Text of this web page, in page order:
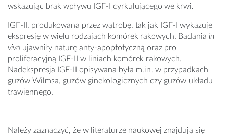
wskazując brak wpływu IGF-I cyrkulującego we krwi.
IGF-II, produkowana przez wątrobę, tak jak IGF-I wykazuje
ekspresję w wielu rodzajach komórek rakowych. Badania in
vivo ujawniły naturę anty-apoptotyczną oraz pro
proliferacyjną IGF-II w liniach komórek rakowych.
Nadekspresja IGF-II opisywana była m.in. w przypadkach
guzów Wilmsa, guzów ginekologicznych czy guzów układu
trawiennego.
Należy zaznaczyć, że w literaturze naukowej znajdują się